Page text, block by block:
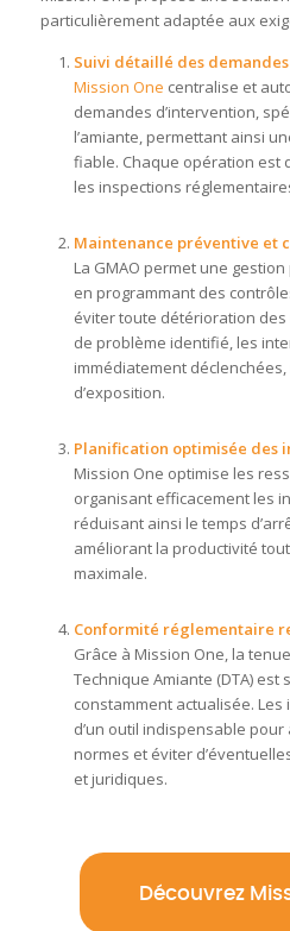
particulièrement adaptée aux
Suivi détaillé des
Mission One centralise et
demandes d’intervention,
l’amiante, permettant ainsi
fiable. Chaque opération est
les inspections
Maintenance préventive et
La GMAO permet une
en programmant des
éviter toute détérioration des
de problème identifié, les
immédiatement
d’exposition.
Planification optimisée des
Mission One optimise les
organisant efficacement les
réduisant ainsi le temps
améliorant la productivité
maximale.
Conformité réglementaire
Grâce à Mission One, la
Technique Amiante (DTA)
constamment actualisée.
d’un outil indispensable
normes et éviter
et juridiques.
Découvrez